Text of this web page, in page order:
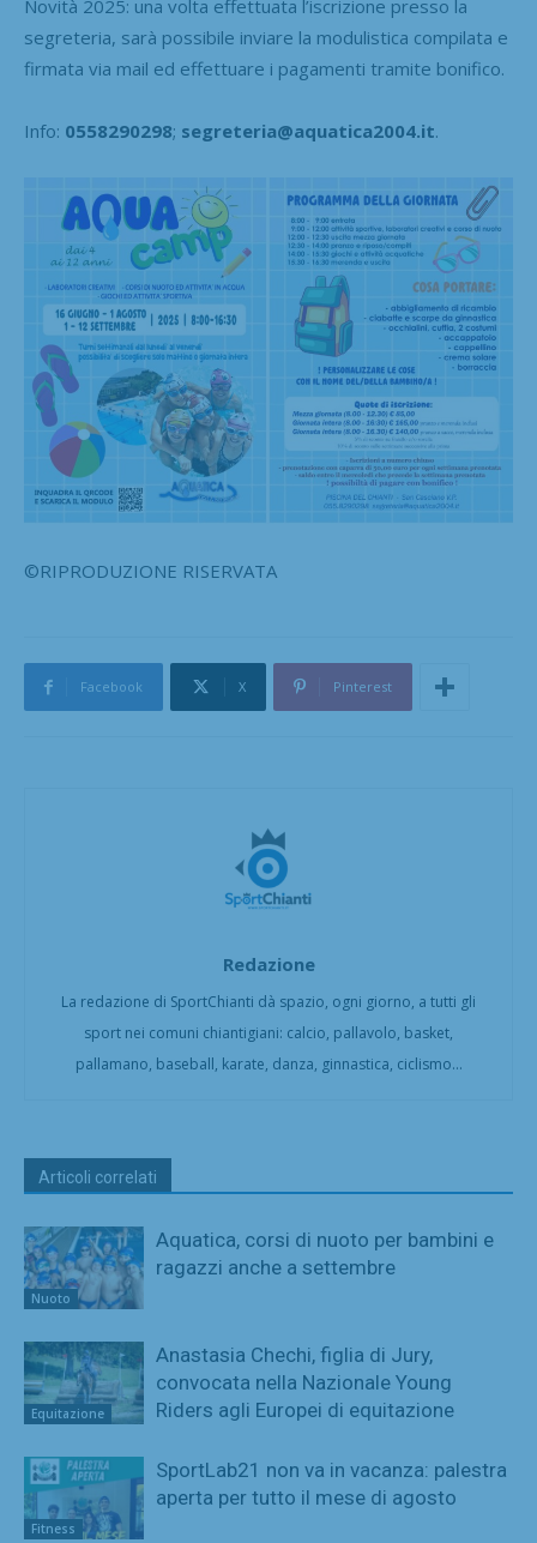
Novità 2025: una volta effettuata l’iscrizione presso la
segreteria, sarà possibile inviare la modulistica compilata e
firmata via mail ed effettuare i pagamenti tramite bonifico.
Info: 0558290298; segreteria@aquatica2004.it.
©RIPRODUZIONE RISERVATA
Facebook X Pinterest
Redazione
La redazione di SportChianti dà spazio, ogni giorno, a tutti gli
sport nei comuni chiantigiani: calcio, pallavolo, basket,
pallamano, baseball, karate, danza, ginnastica, ciclismo...
Articoli correlati
Nuoto
Aquatica, corsi di nuoto per bambini e
ragazzi anche a settembre
Equitazione
Anastasia Chechi, figlia di Jury,
convocata nella Nazionale Young
Riders agli Europei di equitazione
Fitness
SportLab21 non va in vacanza: palestra
aperta per tutto il mese di agosto